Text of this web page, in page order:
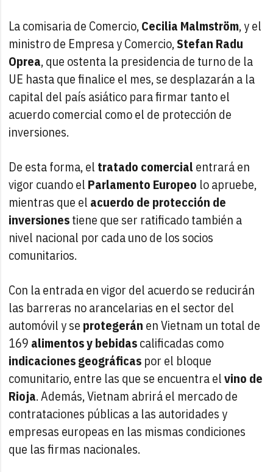
La comisaria de Comercio,Cecilia Malmström, y el
ministro de Empresa y Comercio,Stefan Radu
Oprea, que ostenta la presidencia de turno de la
UE hasta que finalice el mes, se desplazarán a la
capital del país asiático para firmar tanto el
acuerdo comercial como el de protección de
inversiones.
De esta forma, el tratado comercialentrará en
vigor cuando el Parlamento Europeo lo apruebe,
mientras que el acuerdo de protección de
inversionestiene que ser ratificado también a
nivel nacional por cada uno de los socios
comunitarios.
Con la entrada en vigor del acuerdo se reducirán
las barreras no arancelarias en el sector del
automóvil y se protegerán en Vietnam un total de
169 alimentos y bebidascalificadas como
indicaciones geográficas por el bloque
comunitario, entre las que se encuentra elvino de
Rioja. Además, Vietnam abrirá el mercado de
contrataciones públicas a las autoridades y
empresas europeas en las mismas condiciones
que las firmas nacionales.